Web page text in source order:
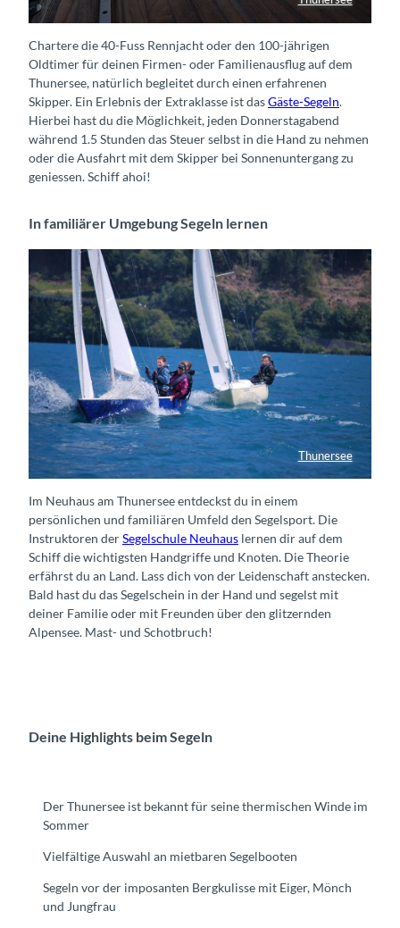
Segeln bei Sonnenuntergang
Chartere die 40-Fuss Rennjacht oder den 100-jährigen
Oldtimer für deinen Firmen- oder Familienausflug auf dem
Thunersee, natürlich begleitet durch einen erfahrenen
Skipper. Ein Erlebnis der Extraklasse ist dasGäste-Segeln.
Hierbei hast du die Möglichkeit, jeden Donnerstagabend
während 1.5 Stunden das Steuer selbst in die Hand zu nehmen
oder die Ausfahrt mit dem Skipper bei Sonnenuntergang zu
geniessen. Schiff ahoi!
In familiärer Umgebung Segeln lernen
Thunersee
Segelschule neuhaus
Im Neuhaus am Thunersee entdeckst du in einem
persönlichen und familiären Umfeld den Segelsport. Die
Instruktoren derSegelschule Neuhaus lernen dir auf dem
Schiff die wichtigsten Handgriffe und Knoten. Die Theorie
erfährst du an Land. Lass dich von der Leidenschaft anstecken.
Bald hast du das Segelschein in der Hand und segelst mit
deiner Familie oder mit Freunden über den glitzernden
Alpensee. Mast- und Schotbruch!
Deine Highlights beim Segeln
Der Thunersee ist bekannt für seine thermischen Winde im
Sommer
Vielfältige Auswahl an mietbaren Segelbooten
Segeln vor der imposanten Bergkulisse mit Eiger, Mönch
und Jungfrau